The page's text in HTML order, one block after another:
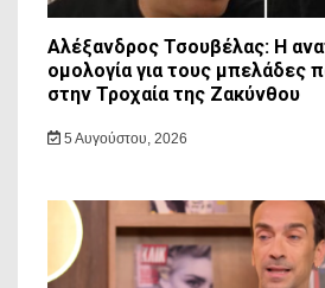
Αλέξανδρος Τσουβέλας: Η
ομολογία για τους μπελάδες
στην Τροχαία της Ζακύνθου
5 Αυγούστου, 2026